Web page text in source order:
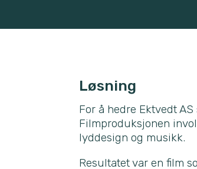
Løsning
For å hedre Ektvedt
Filmproduksjonen
lyddesign og musikk.
Resultatet var en film